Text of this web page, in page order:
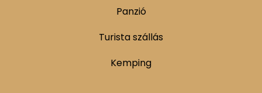
Panzió
Turista szállás
Kemping